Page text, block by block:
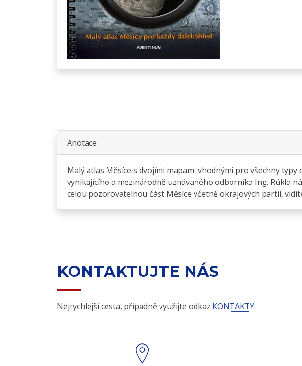
Anotace
Malý atlas Měsíce s dvojími mapami vhodnými pro všechny
vynikajícího a mezinárodně uznávaného odborníka Ing. Rükla
celou pozorovatelnou část Měsíce včetně okrajových partií,
KONTAKTUJTE NÁS
Nejrychlejší cesta, případně využijte odkaz KONTAKTY.